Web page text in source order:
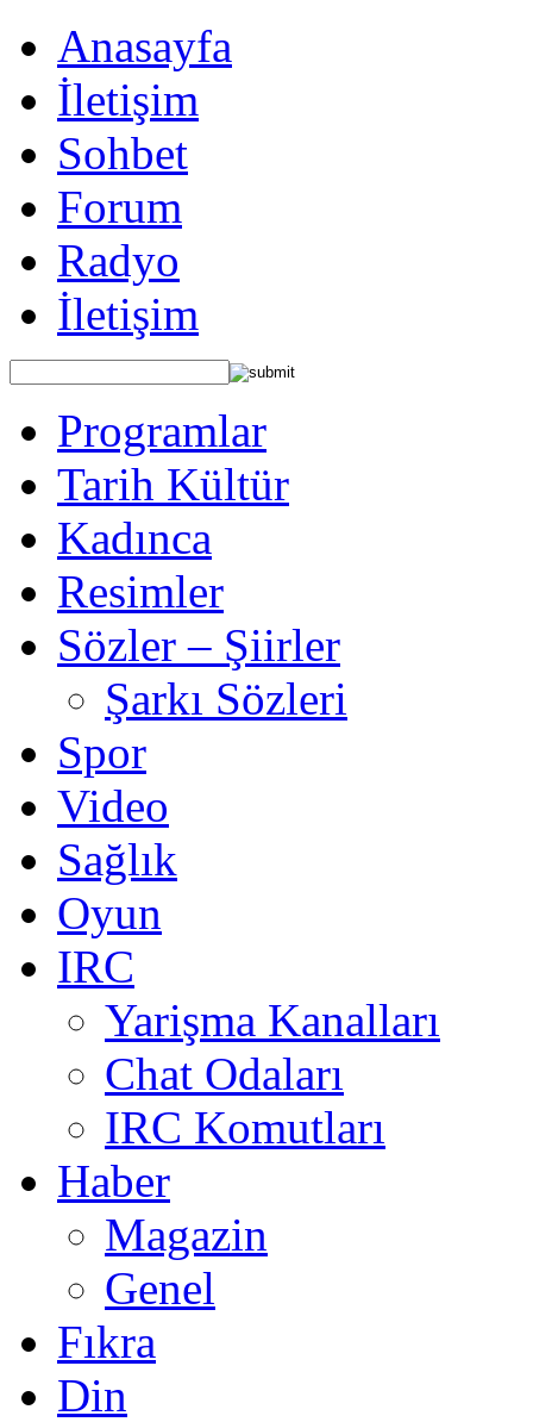
Anasayfa
İletişim
Sohbet
Forum
Radyo
İletişim
Programlar
Tarih Kültür
Kadınca
Resimler
Sözler – Şiirler
Şarkı Sözleri
Spor
Video
Sağlık
Oyun
IRC
Yarişma Kanalları
Chat Odaları
IRC Komutları
Haber
Magazin
Genel
Fıkra
Din